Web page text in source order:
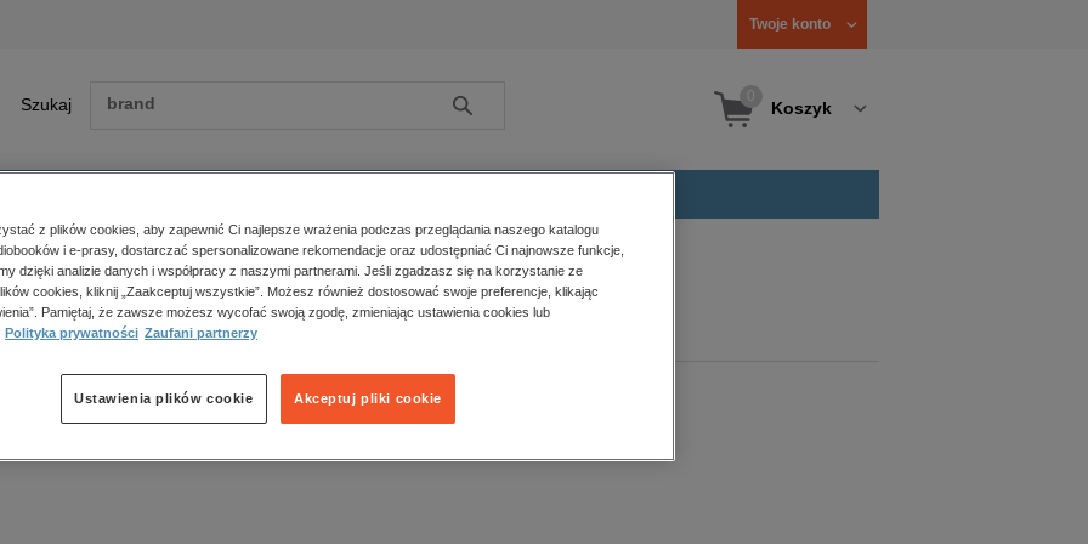
Twoje konto
Szukaj Szukaj Koszyk
Zobacz wszystkie E-prasa
polityka, społeczno-informacyjne
psychologiczne
główna ebooki Biznes Zarządzanie i marketing
i marketing – ebooki
z plików cookies, aby zapewnić Ci najlepsze wrażenia podczas przeglądania naszego katalogu
i e-prasy, dostarczać spersonalizowane rekomendacje oraz udostępniać Ci najnowsze funkcje,
dzięki analizie danych i współpracy z naszymi partnerami. Jeśli zgadzasz się na korzystanie ze
cookies, kliknij „Zaakceptuj wszystkie”. Możesz również dostosować swoje preferencje, klikając
Pamiętaj, że zawsze możesz wycofać swoją zgodę, zmieniając ustawienia cookies lub
Polityka prywatności Zaufani partnerzy
Akceptuj pliki cookie
Ustawienia plików cookie